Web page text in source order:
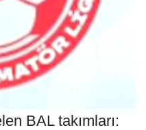
BAL takımları: